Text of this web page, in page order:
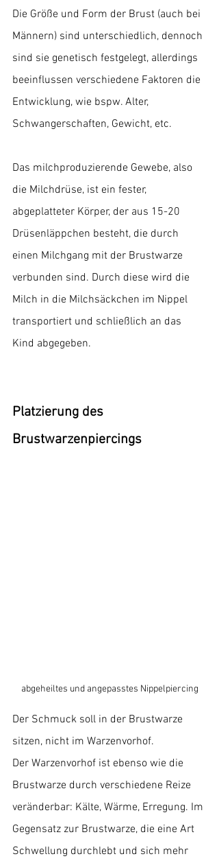
Die Größe und Form der Brust (auch bei
Männern) sind unterschiedlich, dennoch
sind sie genetisch festgelegt, allerdings
beeinflussen verschiedene Faktoren die
Entwicklung, wie bspw. Alter,
Schwangerschaften, Gewicht, etc.
Das milchproduzierende Gewebe, also
die Milchdrüse, ist ein fester,
abgeplatteter Körper, der aus 15-20
Drüsenläppchen besteht, die durch
einen Milchgang mit der Brustwarze
verbunden sind. Durch diese wird die
Milch in die Milchsäckchen im Nippel
transportiert und schließlich an das
Kind abgegeben.
Platzierung des
Brustwarzenpiercings
abgeheiltes und angepasstes Nippelpiercing
Der Schmuck soll in der Brustwarze
sitzen, nicht im Warzenvorhof.
Der Warzenvorhof ist ebenso wie die
Brustwarze durch verschiedene Reize
veränderbar: Kälte, Wärme, Erregung. Im
Gegensatz zur Brustwarze, die eine Art
Schwellung durchlebt und sich mehr